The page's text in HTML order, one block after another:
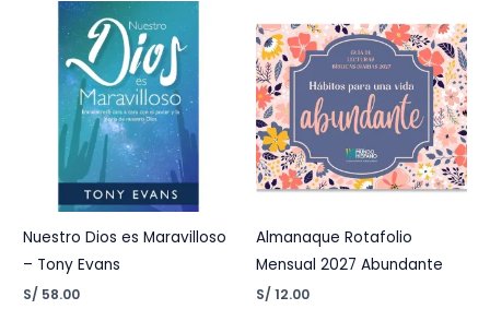
Nuestro Dios es Maravilloso
– Tony Evans
S/ 58.00
Almanaque Rotafolio
Mensual 2027 Abundante
S/ 12.00